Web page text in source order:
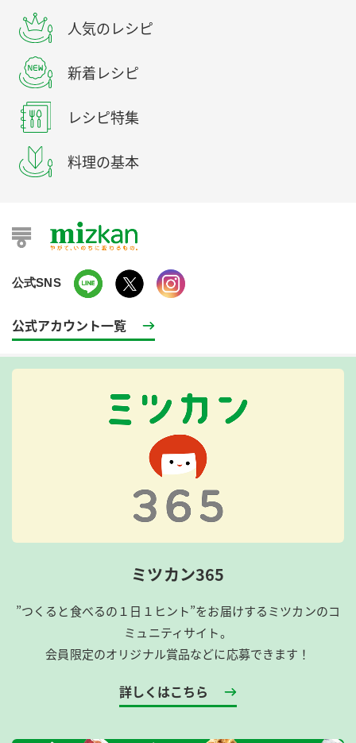
人気のレシピ
新着レシピ
レシピ特集
料理の基本
公式SNS
公式アカウント一覧
ミツカン365
”つくると食べるの１日１ヒント”をお届けするミツカンのコ
ミュニティサイト。
会員限定のオリジナル賞品などに応募できます！
詳しくはこちら